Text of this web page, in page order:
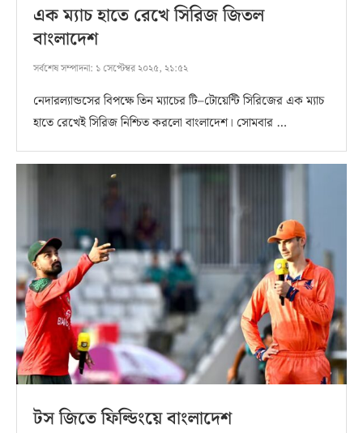
এক ম্যাচ হাতে রেখে সিরিজ জিতল
বাংলাদেশ
সর্বশেষ সম্পাদনা: ১ সেপ্টেম্বর ২০২৫, ২১:৫২
নেদারল্যান্ডসের বিপক্ষে তিন ম্যাচের টি–টোয়েন্টি সিরিজের এক ম্যাচ
হাতে রেখেই সিরিজ নিশ্চিত করলো বাংলাদেশ। সোমবার …
টস জিতে ফিল্ডিংয়ে বাংলাদেশ